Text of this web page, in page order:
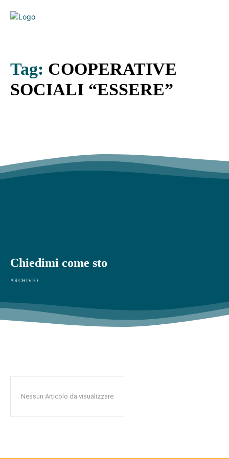
Tag: COOPERATIVE
SOCIALI “ESSERE”
Chiedimi come sto
ARCHIVIO
Nessun Articolo da visualizzare